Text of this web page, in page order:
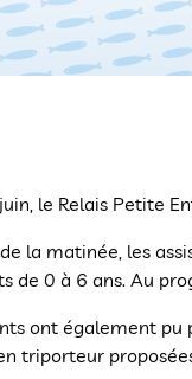
le Relais Petite
la matinée, les
de 0 à 6 ans. Au
ont également
triporteur